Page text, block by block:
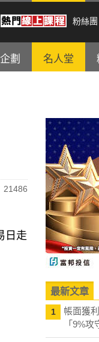
粉絲團
劃 名人堂
21486
日走
最新文章
1
帳面獲
「9%